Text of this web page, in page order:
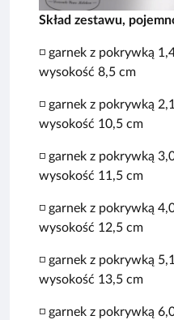
Skład zestawu,
◽️ garnek z pokrywką
wysokość 8,5 cm
◽️ garnek z pokrywką
wysokość 10,5 cm
◽️ garnek z pokrywką
wysokość 11,5 cm
◽️ garnek z pokrywką
wysokość 12,5 cm
◽️ garnek z pokrywką
wysokość 13,5 cm
◽️ garnek z pokrywką